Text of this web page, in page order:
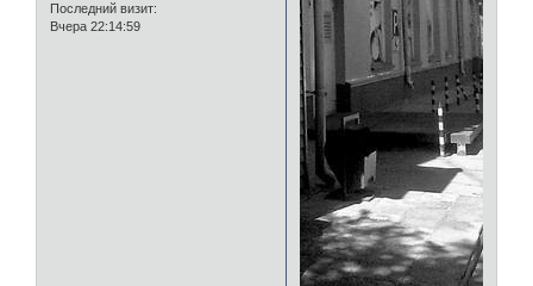
Последний визит:
Вчера 22:14:59